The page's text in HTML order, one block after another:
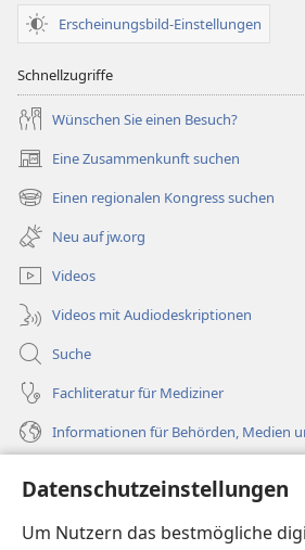
Datenschutzeinstellungen
Um Nutzern das bestmögliche
Erscheinungsbild-Einstellungen
Schnellzugriffe
Wünschen Sie einen Besuch?
Eine Zusammenkunft suchen
(öffnet
neues
Fenster)
Einen regionalen Kongress suchen
(öffnet
neues
Fenster)
Neu auf jw.org
Videos
Videos mit Audiodeskriptionen
Suche
Fachliteratur für Mediziner
Informationen für Behörden, Medien
Spenden
(öffnet